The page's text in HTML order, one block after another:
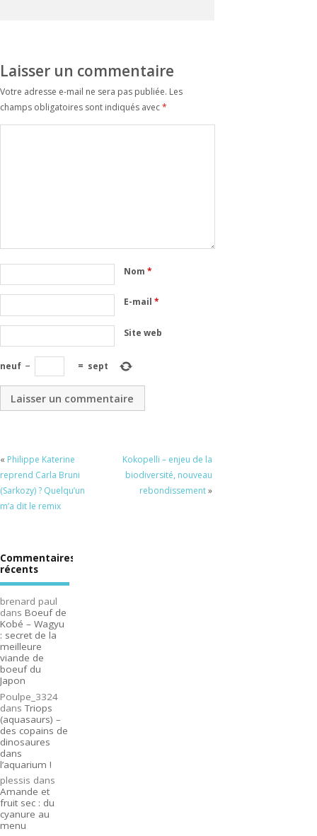
Laisser un commentaire
Votre adresse e-mail ne sera pas publiée. Les
champs obligatoires sont indiqués avec*
Nom*
E-mail*
Site web
neuf − = sept
« Philippe Katerine
reprend Carla Bruni
(Sarkozy) ? Quelqu’un
m’a dit le remix
Kokopelli – enjeu de la
biodiversité, nouveau
rebondissement»
Commentaires
récents
brenard paul
dans Boeuf de
Kobé – Wagyu
: secret de la
meilleure
viande de
boeuf du
Japon
Poulpe_3324
dansTriops
(aquasaurs) –
des copains de
dinosaures
dans
l’aquarium !
plessis dans
Amande et
fruit sec : du
cyanure au
menu